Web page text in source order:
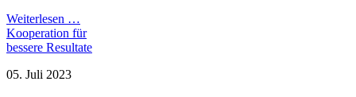
Weiterlesen …
Kooperation für
bessere Resultate
05. Juli 2023